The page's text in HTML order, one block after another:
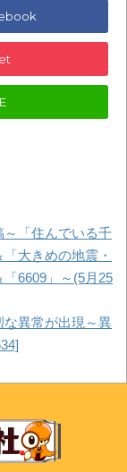
～「住んでいる千
大きめの地震・
6609」～(5月25
な異常が出現～異